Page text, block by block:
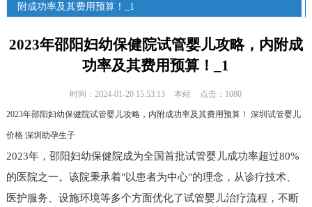
附成功率及其费用预算！_1
2023年邵阳妇幼保健院试管婴儿攻略，内附成
功率及其费用预算！_1
时间：2024-01-20 15:53:13 本站 点击：1080
2023年邵阳妇幼保健院试管婴儿攻略，内附成功率及其费用预算！ 深圳试管婴儿
价格 深圳助孕生子
2023年，邵阳妇幼保健院成为全国首批试管婴儿成功率超过80%
的医院之一。该院秉承着"以患者为中心"的理念，从诊疗技术、
医护服务、设施环境等多个方面优化了试管婴儿治疗流程，不断